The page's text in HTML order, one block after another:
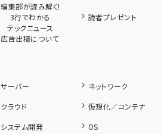
編集部が読み解く!
3行でわかる
テックニュース
読者プレゼント
広告出稿について
サーバー
ネットワーク
クラウド
仮想化／コンテナ
システム開発 OS